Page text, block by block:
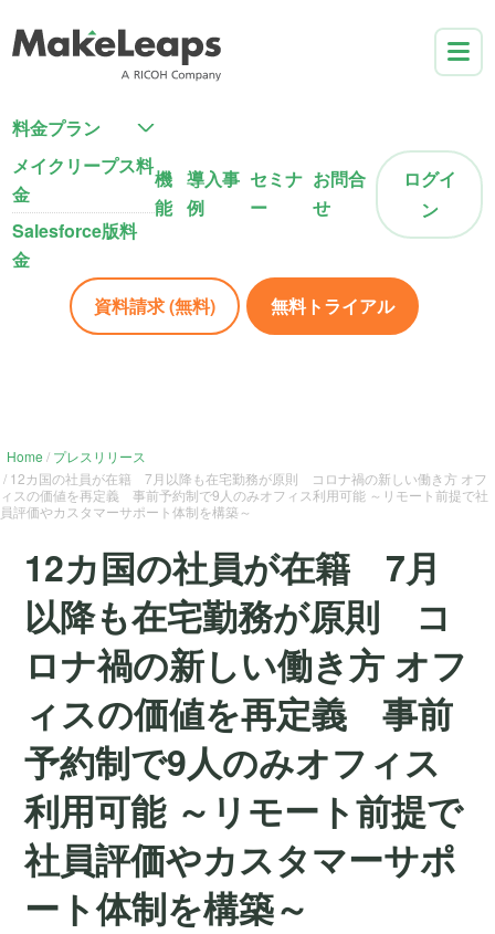
料金プラン
メイクリープス料
金
Salesforce版料
金
機
能
導入事
例
セミナ
ー
お問合
せ
ログイ
ン
資料請求 (無料) 無料トライアル
Home
プレスリリース
12カ国の社員が在籍 7月以降も在宅勤務が原則 コロナ禍の新しい働き方 オフ
ィスの価値を再定義 事前予約制で9人のみオフィス利用可能 ～リモート前提で社
員評価やカスタマーサポート体制を構築～
12カ国の社員が在籍 7月
以降も在宅勤務が原則 コ
ロナ禍の新しい働き方 オフ
ィスの価値を再定義 事前
予約制で9人のみオフィス
利用可能 ～リモート前提で
社員評価やカスタマーサポ
ート体制を構築～